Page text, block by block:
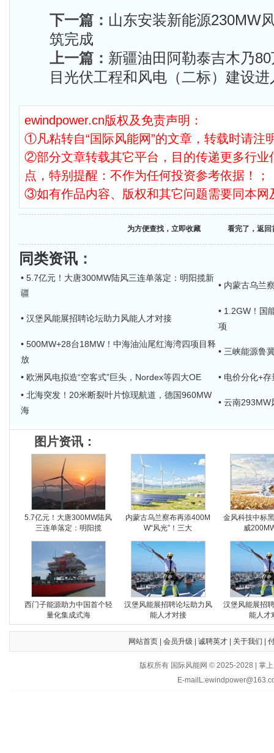
下一篇： 山东安装新能源230MW
筑完成
上一篇： 新疆油田阿勒泰吉木乃
目光伏工程和风电（二标）建设
ewindpower.cn版权及免责声明：
①凡粘转自“国际风能网”的文章，转载时请注
②部分文章转载其它平台，目的传递更多行业
点，特别提醒：不作为任何投资参考依据！；
③如有作品内容、版权和其它问题需要同本网
为方便查找，立即收藏 看完了，返回
同类资讯 ：
• 5.7亿元！大唐300MW陆风三连单落定：明阳揽新
疆
• 内蒙古乌兰
• 汉堡风能展招聘论坛助力风能人才对接
• 1.2GW！国
项
• 500MW+28台18MW！中海油汕尾红海湾四项目释
放
• 三峡能源鲁
• 欧洲风电拟造“空客式”巨头，Nordex等四大OE
• 电价分化+
• 北海突发！20米断裂叶片惊现航道，德国960MW
海
• 云南
图片资讯：
5.7亿元！大唐300MW陆风
三连单落定：明阳揽
内蒙古乌兰察布再添400M
W“风光”！三大
金风科技中标
威
西门子能源助力中国首个轻
量化集成式海
汉堡风能展招聘论坛助力风
能人才对接
汉堡风能展招
能人才
网站首页| 会员升级 诚聘英才| 关于我们
版权所有 国际风能网 © 2025-2028 | 掌
E-